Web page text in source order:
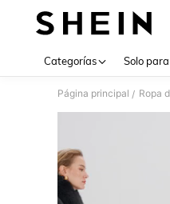
Categorías Solo
Página principal / Ropa